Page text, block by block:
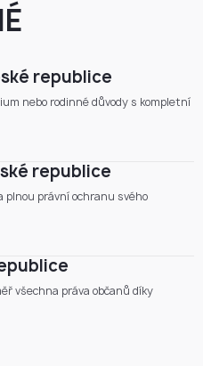
republice
nebo rodinné důvody s kompletní
republice
plnou právní ochranu svého
všechna práva občanů díky